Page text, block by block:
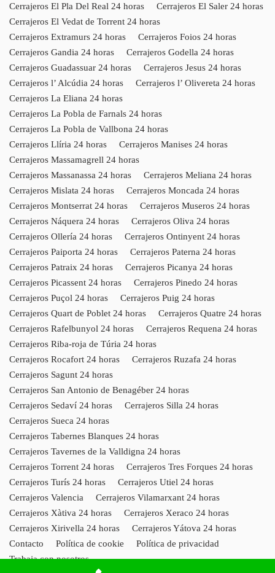
Cerrajeros El Pla Del Real 24 horas
Cerrajeros El Saler 24 horas
Cerrajeros El Vedat de Torrent 24 horas
Cerrajeros Extramurs 24 horas
Cerrajeros Foios 24 horas
Cerrajeros Gandia 24 horas
Cerrajeros Godella 24 horas
Cerrajeros Guadassuar 24 horas
Cerrajeros Jesus 24 horas
Cerrajeros l’ Alcúdia 24 horas
Cerrajeros l’ Olivereta 24 horas
Cerrajeros La Eliana 24 horas
Cerrajeros La Pobla de Farnals 24 horas
Cerrajeros La Pobla de Vallbona 24 horas
Cerrajeros Llíria 24 horas
Cerrajeros Manises 24 horas
Cerrajeros Massamagrell 24 horas
Cerrajeros Massanassa 24 horas
Cerrajeros Meliana 24 horas
Cerrajeros Mislata 24 horas
Cerrajeros Moncada 24 horas
Cerrajeros Montserrat 24 horas
Cerrajeros Museros 24 horas
Cerrajeros Náquera 24 horas
Cerrajeros Oliva 24 horas
Cerrajeros Ollería 24 horas
Cerrajeros Ontinyent 24 horas
Cerrajeros Paiporta 24 horas
Cerrajeros Paterna 24 horas
Cerrajeros Patraix 24 horas
Cerrajeros Picanya 24 horas
Cerrajeros Picassent 24 horas
Cerrajeros Pinedo 24 horas
Cerrajeros Puçol 24 horas
Cerrajeros Puig 24 horas
Cerrajeros Quart de Poblet 24 horas
Cerrajeros Quatre 24 horas
Cerrajeros Rafelbunyol 24 horas
Cerrajeros Requena 24 horas
Cerrajeros Riba-roja de Túria 24 horas
Cerrajeros Rocafort 24 horas
Cerrajeros Ruzafa 24 horas
Cerrajeros Sagunt 24 horas
Cerrajeros San Antonio de Benagéber 24 horas
Cerrajeros Sedaví 24 horas
Cerrajeros Silla 24 horas
Cerrajeros Sueca 24 horas
Cerrajeros Tabernes Blanques 24 horas
Cerrajeros Tavernes de la Valldigna 24 horas
Cerrajeros Torrent 24 horas
Cerrajeros Tres Forques 24 horas
Cerrajeros Turís 24 horas
Cerrajeros Utiel 24 horas
Cerrajeros Valencia
Cerrajeros Vilamarxant 24 horas
Cerrajeros Xàtiva 24 horas
Cerrajeros Xeraco 24 horas
Cerrajeros Xirivella 24 horas
Cerrajeros Yátova 24 horas
Contacto
Política de cookie
Política de privacidad
Trabaja con nosotros